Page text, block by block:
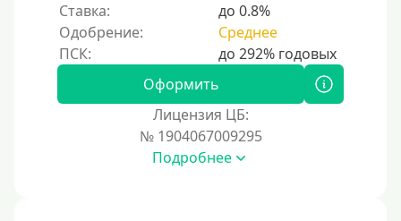
Ставка:
до 0.8%
Одобрение:
Среднее
Оформить
Лицензия ЦБ:
№ 1904067009295
Подробнее